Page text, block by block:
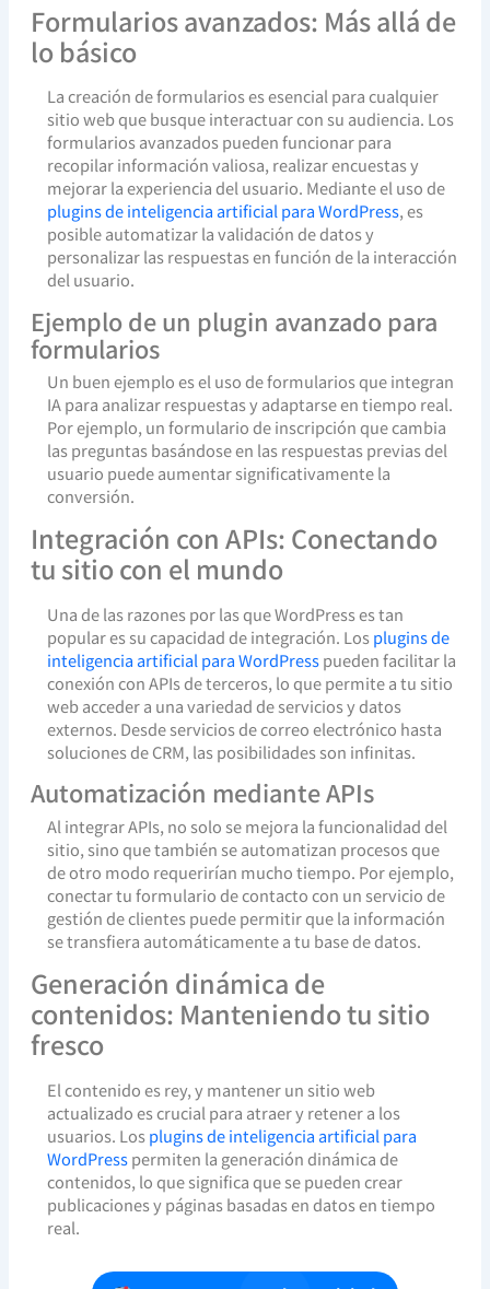
Formularios avanzados: Más allá de
lo básico
La creación de formularios es esencial para cualquier
sitio web que busque interactuar con su audiencia. Los
formularios avanzados pueden funcionar para
recopilar información valiosa, realizar encuestas y
mejorar la experiencia del usuario. Mediante el uso de
plugins de inteligencia artificial para WordPress, es
posible automatizar la validación de datos y
personalizar las respuestas en función de la interacción
del usuario.
Ejemplo de un plugin avanzado para
formularios
Un buen ejemplo es el uso de formularios que integran
IA para analizar respuestas y adaptarse en tiempo real.
Por ejemplo, un formulario de inscripción que cambia
las preguntas basándose en las respuestas previas del
usuario puede aumentar significativamente la
conversión.
Integración con APIs: Conectando
tu sitio con el mundo
Una de las razones por las que WordPress es tan
popular es su capacidad de integración. Losplugins de
inteligencia artificial para WordPresspueden facilitar la
conexión con APIs de terceros, lo que permite a tu sitio
web acceder a una variedad de servicios y datos
externos. Desde servicios de correo electrónico hasta
soluciones de CRM, las posibilidades son infinitas.
Automatización mediante APIs
Al integrar APIs, no solo se mejora la funcionalidad del
sitio, sino que también se automatizan procesos que
de otro modo requerirían mucho tiempo. Por ejemplo,
conectar tu formulario de contacto con un servicio de
gestión de clientes puede permitir que la información
se transfiera automáticamente a tu base de datos.
Generación dinámica de
contenidos: Manteniendo tu sitio
fresco
El contenido es rey, y mantener un sitio web
actualizado es crucial para atraer y retener a los
usuarios. Losplugins de inteligencia artificial para
WordPresspermiten la generación dinámica de
contenidos, lo que significa que se pueden crear
publicaciones y páginas basadas en datos en tiempo
real.